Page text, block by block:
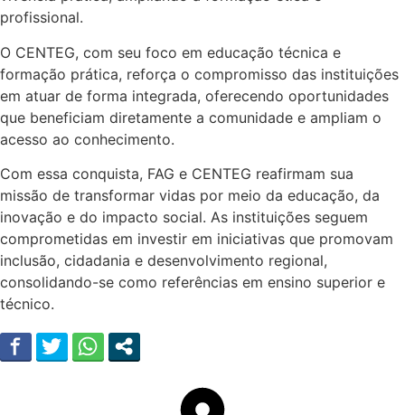
profissional.
O CENTEG, com seu foco em educação técnica e
formação prática, reforça o compromisso das instituições
em atuar de forma integrada, oferecendo oportunidades
que beneficiam diretamente a comunidade e ampliam o
acesso ao conhecimento.
Com essa conquista, FAG e CENTEG reafirmam sua
missão de transformar vidas por meio da educação, da
inovação e do impacto social. As instituições seguem
comprometidas em investir em iniciativas que promovam
inclusão, cidadania e desenvolvimento regional,
consolidando-se como referências em ensino superior e
técnico.